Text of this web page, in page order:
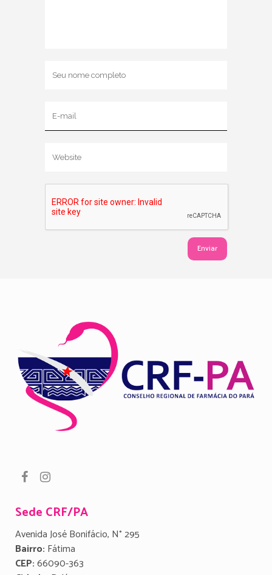
Sede CRF/PA
Avenida José Bonifácio, N° 295
Bairro: Fátima
CEP:66090-363